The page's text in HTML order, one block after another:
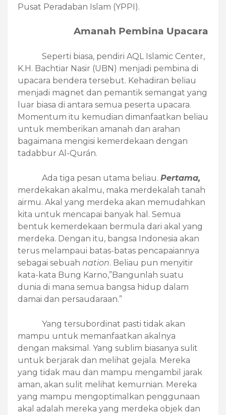
Pusat Peradaban Islam (YPPI).
Amanah Pembina Upacara
Seperti biasa, pendiri AQL Islamic Center,
K.H. Bachtiar Nasir (UBN) menjadi pembina di
upacara bendera tersebut. Kehadiran beliau
menjadi magnet dan pemantik semangat yang
luar biasa di antara semua peserta upacara.
Momentum itu kemudian dimanfaatkan beliau
untuk memberikan amanah dan arahan
bagaimana mengisi kemerdekaan dengan
tadabbur Al-Qurán.
Ada tiga pesan utama beliau. Pertama,
merdekakan akalmu, maka merdekalah tanah
airmu. Akal yang merdeka akan memudahkan
kita untuk mencapai banyak hal. Semua
bentuk kemerdekaan bermula dari akal yang
merdeka. Dengan itu, bangsa Indonesia akan
terus melampaui batas-batas pencapaiannya
sebagai sebuah nation. Beliau pun menyitir
kata-kata Bung Karno,”Bangunlah suatu
dunia di mana semua bangsa hidup dalam
damai dan persaudaraan.”
Yang tersubordinat pasti tidak akan
mampu untuk memanfaatkan akalnya
dengan maksimal. Yang sublim biasanya sulit
untuk berjarak dan melihat gejala. Mereka
yang tidak mau dan mampu mengambil jarak
aman, akan sulit melihat kemurnian. Mereka
yang mampu mengoptimalkan penggunaan
akal adalah mereka yang merdeka objek dan